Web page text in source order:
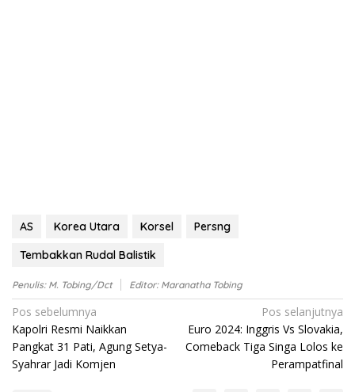
AS Korea Utara Korsel
Persng
Tembakkan Rudal Balistik
Penulis: M. Tobing/dct Editor: Maranatha Tobing
Navigasi
pos
Pos sebelumnya
Kapolri Resmi Naikkan
Pangkat 31 Pati, Agung Setya-
Syahrar Jadi Komjen
Pos selanjutnya
Euro 2024: Inggris Vs Slovakia,
Comeback Tiga Singa Lolos ke
Perampatfinal